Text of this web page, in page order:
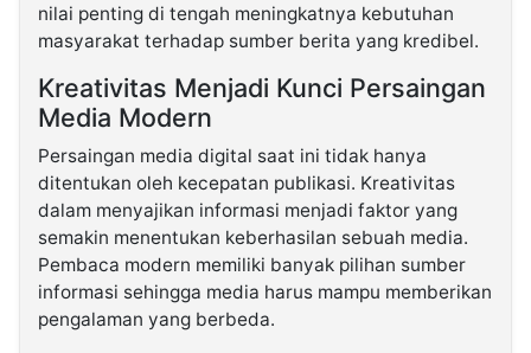
nilai penting di tengah meningkatnya kebutuhan
masyarakat terhadap sumber berita yang kredibel.
Kreativitas Menjadi Kunci Persaingan
Media Modern
Persaingan media digital saat ini tidak hanya
ditentukan oleh kecepatan publikasi. Kreativitas
dalam menyajikan informasi menjadi faktor yang
semakin menentukan keberhasilan sebuah media.
Pembaca modern memiliki banyak pilihan sumber
informasi sehingga media harus mampu memberikan
pengalaman yang berbeda.